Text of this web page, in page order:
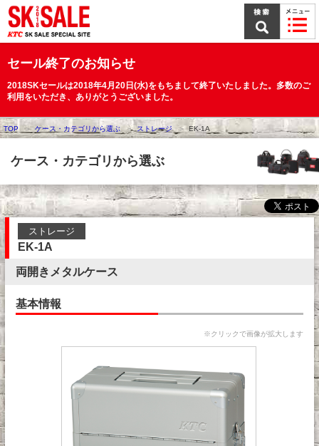
本
文
ま
で
ッ
プ
セール終了のお知らせ
2018SKセールは2018年4月20日(水)をもちまして終了いたしました。多数のご
利用をいただき、ありがとうございました。
TOP ケース・カテゴリから選ぶ ストレージ EK-1A
ケース・カテゴリから選ぶ
ストレージ
EK-1A
両開きメタルケース
基本情報
※クリックで画像が拡大します